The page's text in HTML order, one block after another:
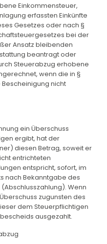
Einkommensteuer,
erfassten Einkünfte
Gesetzes oder nach §
bei der
Ansatz bleibenden
beantragt oder
Steuerabzug erhobene
wenn die in §
nicht
ein Überschuss
ergibt, hat der
diesen Betrag, soweit er
entrichteten
entspricht, sofort, im
nach Bekanntgabe des
Wenn
zugunsten des
dem Steuerpflichtigen
ausgezahlt.